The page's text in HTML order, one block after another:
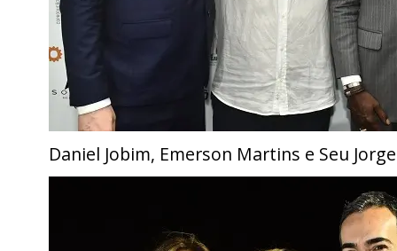
Daniel Jobim, Emerson Martins e Seu Jorge